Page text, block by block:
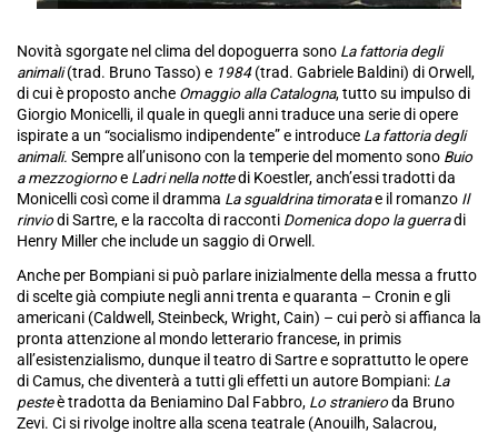
Novità sgorgate nel clima del dopoguerra sono La fattoria degli
animali(trad. Bruno Tasso) e 1984(trad. Gabriele Baldini) di Orwell,
di cui è proposto anche Omaggio alla Catalogna, tutto su impulso di
Giorgio Monicelli, il quale in quegli anni traduce una serie di opere
ispirate a un “socialismo indipendente” e introduce La fattoria degli
animali. Sempre all’unisono con la temperie del momento sono Buio
a mezzogiornoe Ladri nella nottedi Koestler, anch’essi tradotti da
Monicelli così come il dramma La sgualdrina timoratae il romanzo Il
rinviodi Sartre, e la raccolta di racconti Domenica dopo la guerradi
Henry Miller che include un saggio di Orwell.
Anche per Bompiani si può parlare inizialmente della messa a frutto
di scelte già compiute negli anni trenta e quaranta – Cronin e gli
americani (Caldwell, Steinbeck, Wright, Cain) – cui però si affianca la
pronta attenzione al mondo letterario francese, in primis
all’esistenzialismo, dunque il teatro di Sartre e soprattutto le opere
di Camus, che diventerà a tutti gli effetti un autore Bompiani: La
pesteè tradotta da Beniamino Dal Fabbro, Lo stranieroda Bruno
Zevi. Ci si rivolge inoltre alla scena teatrale (Anouilh, Salacrou,